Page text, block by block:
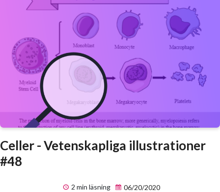
Celler - Vetenskapliga illustrationer
#48
2 min läsning 06/20/2020